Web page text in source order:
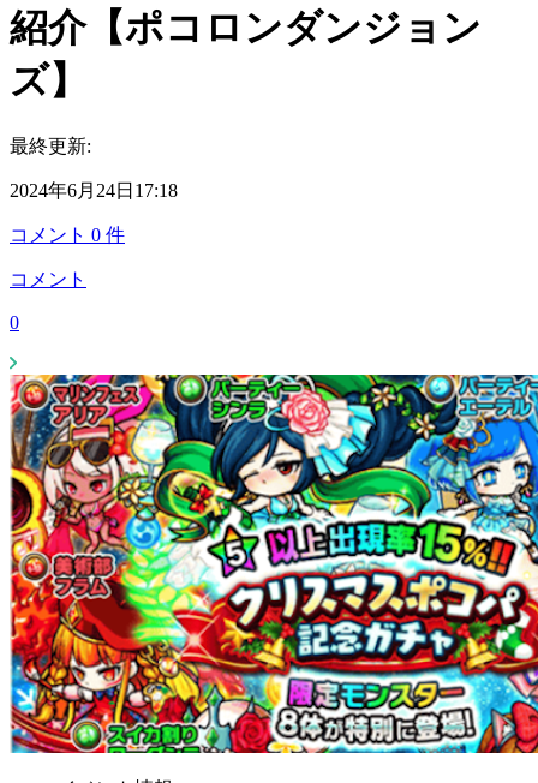
紹介【ポコロンダンジョン
ズ】
最終更新:
2024年6月24日17:18
コメント 0 件
コメント
0